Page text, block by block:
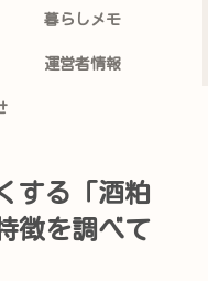
暮らしメモ
運営者情報
する「酒粕
徴を調べて